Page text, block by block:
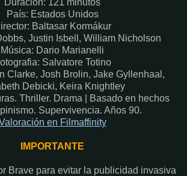
País: Estados Unidos
Baltasar Kormákur
Justin Isbell, William Nicholson
Música: Dario Marianelli
Salvatore Totino
Clarke, Josh Brolin, Jake Gyllenhaal,
Debicki, Keira Knightley
Thriller. Drama | Basado en hechos
Supervivencia. Años 90.
en Fi lmaffinity
IMPORTANTE
Brave para evitar la publicidad invasiva